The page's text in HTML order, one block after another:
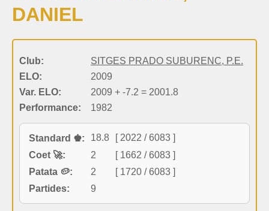
DANIEL
Club:
SITGES PRADO SUBURENC, P.E.
ELO:
2009
Var. ELO:
2009 + -7.2 = 2001.8
Performance:
1982
Standard ♚: 18.8
[ 2022 / 6083 ]
Coet 🚀:
2
[ 1662 / 6083 ]
Patata 🥔:
2
[ 1720 / 6083 ]
Partides:
9